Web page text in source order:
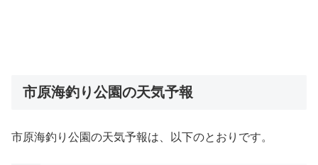
市原海釣り公園の天気予報
市原海釣り公園の天気予報は、以下のとおりです。